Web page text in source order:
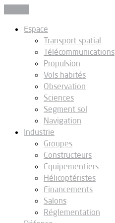
Espace
Transport spatial
Télécommunications
Propulsion
Vols habités
Observation
Sciences
Segment sol
Navigation
Industrie
Groupes
Constructeurs
Equipementiers
Hélicoptéristes
Financements
Salons
Réglementation